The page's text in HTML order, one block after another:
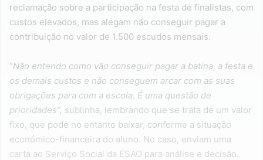
reclamação sobre a participação na festa de finalistas, com
custos elevados, mas alegam não conseguir pagar a
contribuição no valor de 1.500 escudos mensais.
“Não entendo como vão conseguir pagar a batina, a festa e
os demais custos e não conseguem arcar com as suas
obrigações para com a escola. É uma questão de
prioridades”, sublinha, lembrando que se trata de um valor
fixo, que pode no entanto baixar, conforme a situação
económico-financeira do aluno. No caso, enviam uma
carta ao Serviço Social da ESAO para análise e decisão.